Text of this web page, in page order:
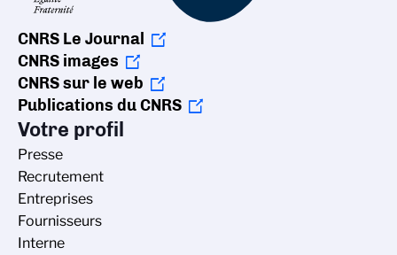
CNRS Le Journal
CNRS images
CNRS sur le web
Publications du CNRS
Votre profil
Presse
Recrutement
Entreprises
Fournisseurs
Interne